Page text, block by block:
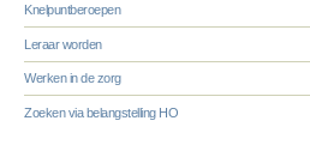
Knelpuntberoepen
Leraar worden
Werken in de zorg
Zoeken via belangstelling HO